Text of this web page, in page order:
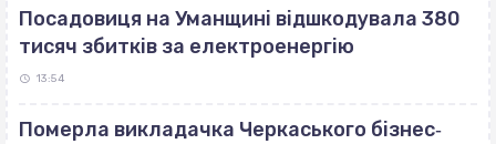
Посадовиця на Уманщині відшкодувала 380
тисяч збитків за електроенергію
13:54
Померла викладачка Черкаського бізнес‐